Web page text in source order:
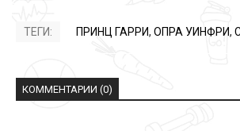
ТЕГИ: ПРИНЦ ГАРРИ, ОПРА УИНФРИ,
КОММЕНТАРИИ (0)